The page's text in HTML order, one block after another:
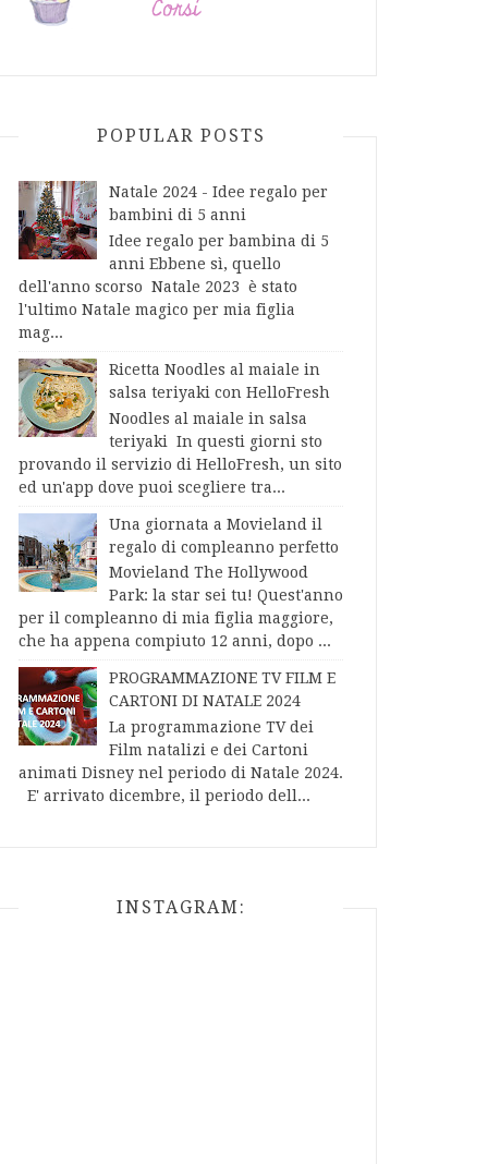
POPULAR POSTS
Natale 2024 - Idee regalo per
bambini di 5 anni
Idee regalo per bambina di 5
anni Ebbene sì, quello
dell'anno scorso Natale 2023 è stato
l'ultimo Natale magico per mia figlia
mag...
Ricetta Noodles al maiale in
salsa teriyaki con HelloFresh
Noodles al maiale in salsa
teriyaki In questi giorni sto
provando il servizio di HelloFresh, un sito
ed un'app dove puoi scegliere tra...
Una giornata a Movieland il
regalo di compleanno perfetto
Movieland The Hollywood
Park: la star sei tu! Quest'anno
per il compleanno di mia figlia maggiore,
che ha appena compiuto 12 anni, dopo ...
PROGRAMMAZIONE TV FILM E
CARTONI DI NATALE 2024
La programmazione TV dei
Film natalizi e dei Cartoni
animati Disney nel periodo di Natale 2024.
E' arrivato dicembre, il periodo dell...
INSTAGRAM: